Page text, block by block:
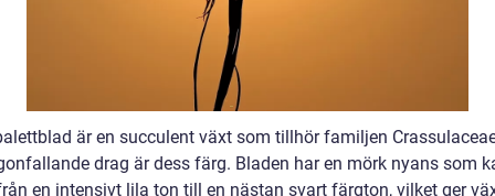
är en succulent växt som tillhör familjen
drag är dess färg. Bladen har en mörk nyans som
en intensivt lila ton till en nästan svart färgton, vilket ger